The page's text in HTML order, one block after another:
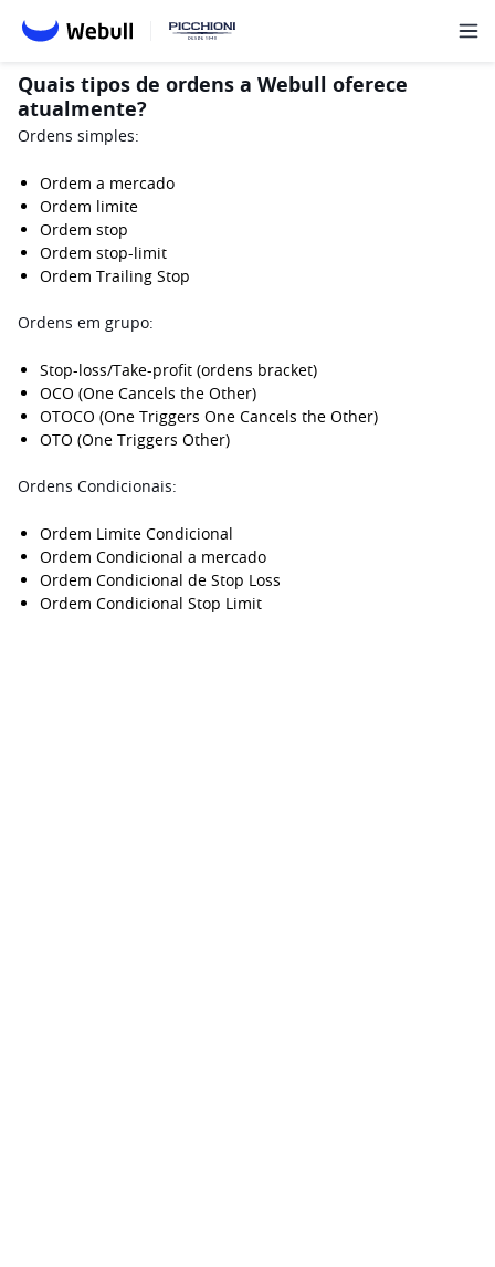
Quais tipos de ordens a Webull oferece
atualmente?
Ordens simples:
Ordem a mercado
Ordem limite
Ordem stop
Ordem stop-limit
Ordem Trailing Stop
Ordens em grupo:
Stop-loss/Take-profit (ordens bracket)
OCO (One Cancels the Other)
OTOCO (One Triggers One Cancels the Other)
OTO (One Triggers Other)
Ordens Condicionais:
Ordem Limite Condicional
Ordem Condicional a mercado
Ordem Condicional de Stop Loss
Ordem Condicional Stop Limit